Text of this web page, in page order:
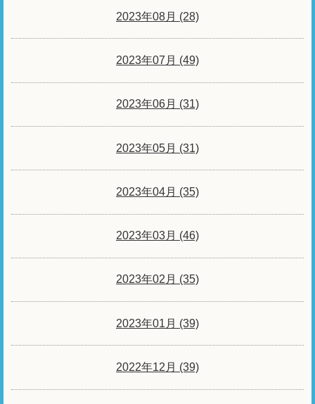
2023年08月 (28)
2023年07月 (49)
2023年06月 (31)
2023年05月 (31)
2023年04月 (35)
2023年03月 (46)
2023年02月 (35)
2023年01月 (39)
2022年12月 (39)